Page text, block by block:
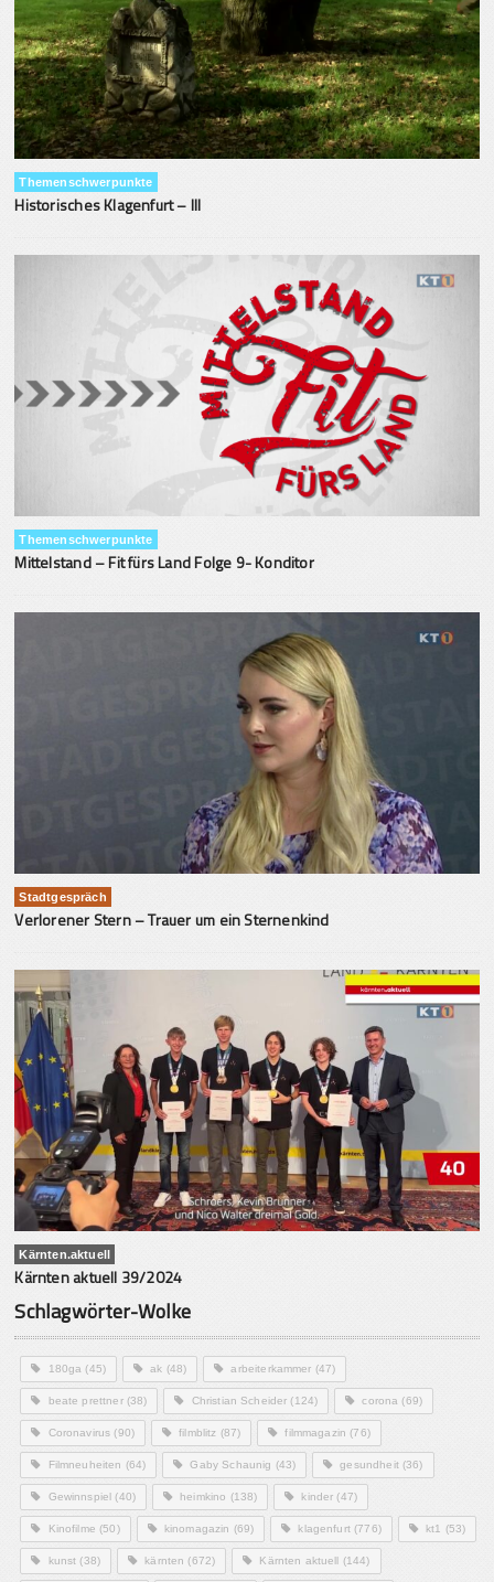
Themenschwerpunkte
Historisches Klagenfurt – III
Themenschwerpunkte
Mittelstand – Fit fürs Land Folge 9- Konditor
Stadtgespräch
Verlorener Stern – Trauer um ein Sternenkind
Kärnten.aktuell
Kärnten aktuell 39/2024
Schlagwörter-Wolke
180ga (45) ak (48) arbeiterkammer (47)
beate prettner(38) Christian Scheider (124) corona (69)
Coronavirus (90) filmblitz (87) filmmagazin (76)
Filmneuheiten (64) Gaby Schaunig (43) gesundheit(36)
Gewinnspiel (40) heimkino (138) kinder (47)
Kinofilme (50) kinomagazin (69) klagenfurt(776) kt1 (53)
kunst (38) kärnten (672) Kärnten aktuell (144)